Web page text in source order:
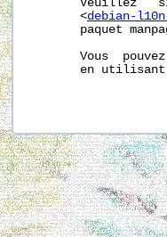
Veuillez
       <
debian-
paquet
Vous
en